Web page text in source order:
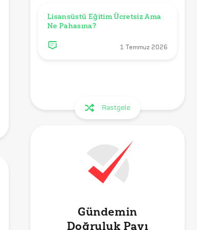
Lisansüstü Eğitim Ücretsiz Ama
Ne Pahasına?
1 Temmuz 2026
Rastgele
Gündemin
Doğruluk Payı